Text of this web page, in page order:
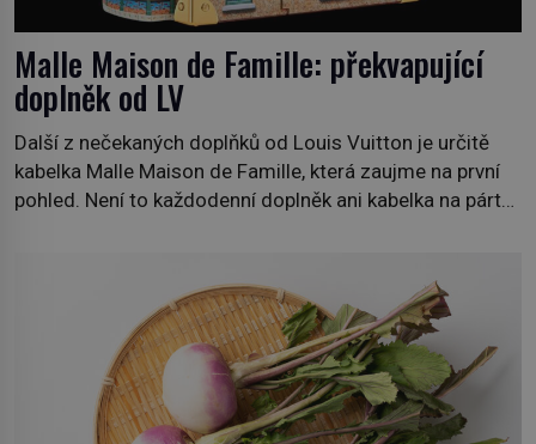
Malle Maison de Famille: překvapující
doplněk od LV
Další z nečekaných doplňků od Louis Vuitton je určitě
kabelka Malle Maison de Famille, která zaujme na první
pohled. Není to každodenní doplněk ani kabelka na párty,
adrese 18 Rue Louis Vuitton, které bylo postaveno v
roce 1869. […]